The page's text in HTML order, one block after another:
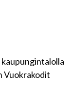
kaupungintalolla
Vuokrakodit